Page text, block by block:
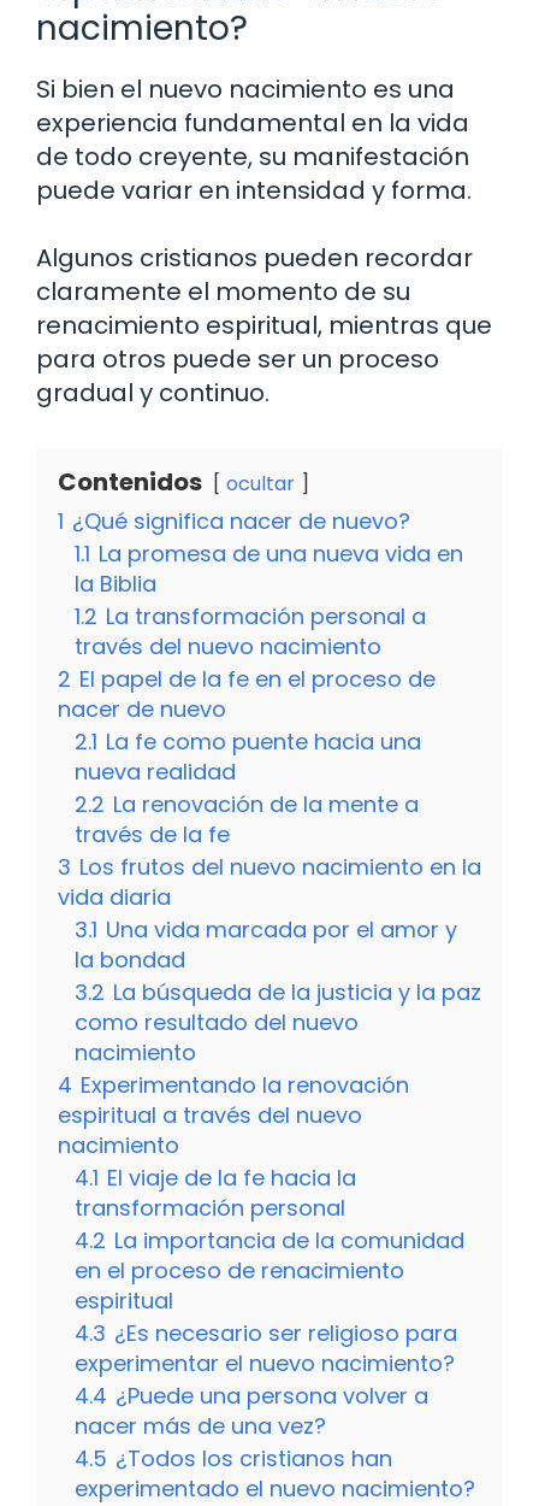
nacimiento?
Si bien el nuevo nacimiento es una
experiencia fundamental en la vida
de todo creyente, su manifestación
puede variar en intensidad y forma.
Algunos cristianos pueden recordar
claramente el momento de su
renacimiento espiritual, mientras que
para otros puede ser un proceso
gradual y continuo.
Contenidos ocultar
1 ¿Qué significa nacer de nuevo?
1.1 La promesa de una nueva vida en
la Biblia
1.2 La transformación personal a
través del nuevo nacimiento
2 El papel de la fe en el proceso de
nacer de nuevo
2.1 La fe como puente hacia una
nueva realidad
2.2 La renovación de la mente a
través de la fe
3 Los frutos del nuevo nacimiento en la
vida diaria
3.1 Una vida marcada por el amor y
la bondad
3.2 La búsqueda de la justicia y la paz
como resultado del nuevo
nacimiento
4 Experimentando la renovación
espiritual a través del nuevo
nacimiento
4.1 El viaje de la fe hacia la
transformación personal
4.2 La importancia de la comunidad
en el proceso de renacimiento
espiritual
4.3 ¿Es necesario ser religioso para
experimentar el nuevo nacimiento?
4.4 ¿Puede una persona volver a
nacer más de una vez?
4.5 ¿Todos los cristianos han
experimentado el nuevo nacimiento?